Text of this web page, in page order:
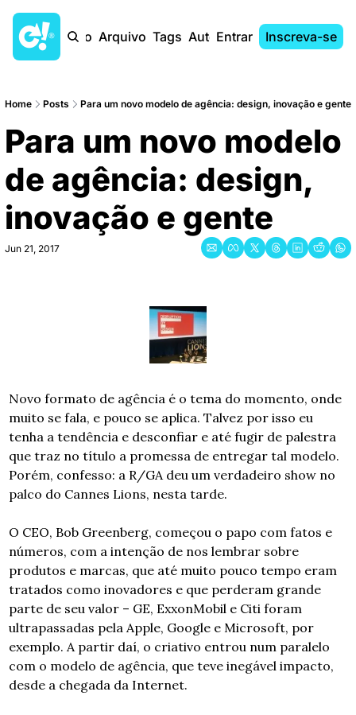
Início Arquivo Tags AutoresEntrar Inscreva-se
Home Posts Para um novo modelo de agência: design, inovação e gente
Para um novo modelo
de agência: design,
inovação e gente
Jun 21, 2017
Novo formato de agência é o tema do momento, onde
muito se fala, e pouco se aplica. Talvez por isso eu
tenha a tendência e desconfiar e até fugir de palestra
que traz no título a promessa de entregar tal modelo.
Porém, confesso: a R/GA deu um verdadeiro show no
palco do Cannes Lions, nesta tarde.
O CEO, Bob Greenberg, começou o papo com fatos e
números, com a intenção de nos lembrar sobre
produtos e marcas, que até muito pouco tempo eram
tratados como inovadores e que perderam grande
parte de seu valor – GE, ExxonMobil e Citi foram
ultrapassadas pela Apple, Google e Microsoft, por
exemplo. A partir daí, o criativo entrou num paralelo
com o modelo de agência, que teve inegável impacto,
desde a chegada da Internet.